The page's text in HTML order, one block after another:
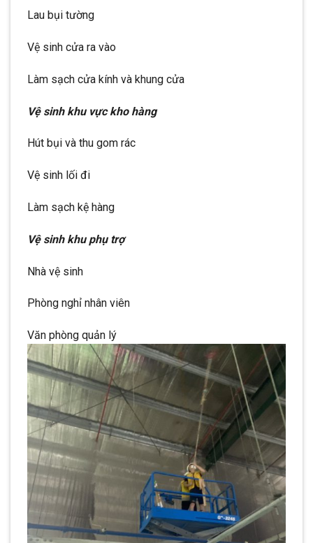
Lau bụi tường
Vệ sinh cửa ra vào
Làm sạch cửa kính và khung cửa
Vệ sinh khu vực kho hàng
Hút bụi và thu gom rác
Vệ sinh lối đi
Làm sạch kệ hàng
Vệ sinh khu phụ trợ
Nhà vệ sinh
Phòng nghỉ nhân viên
Văn phòng quản lý